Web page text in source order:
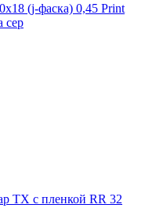
(j-фаска) 0,45 Print
сер
TX с пленкой RR 32